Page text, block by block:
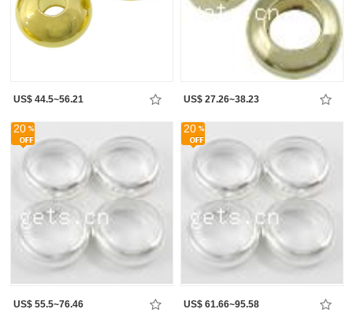
US$ 44.5~56.21 US$ 27.26~38.23
20
US$ 55.5~76.46
20
US$ 61.66~95.58